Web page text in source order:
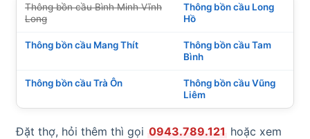
Thông bồn cầu Bình Minh Vĩnh
Long
Thông bồn cầu Long
Hồ
Thông bồn cầu Mang Thít
Thông bồn cầu Tam
Bình
Thông bồn cầu Trà Ôn
Thông bồn cầu Vũng
Liêm
Đặt thợ, hỏi thêm thì gọi 0943.789.121 hoặc xem